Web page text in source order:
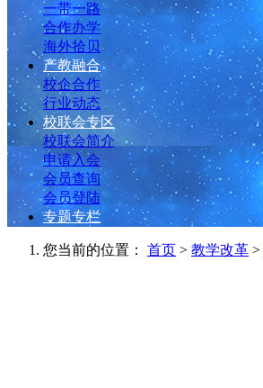
一带一路
合作办学
海外拾贝
产教融合
校企合作
行业动态
校联会专区
校联会简介
申请入会
会员查询
会员登陆
专题专栏
您当前的位置： 首页 > 教学改革 >